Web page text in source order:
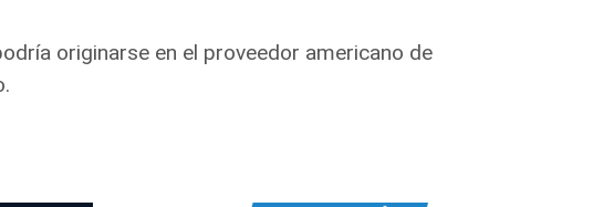
originarse en el proveedor americano de